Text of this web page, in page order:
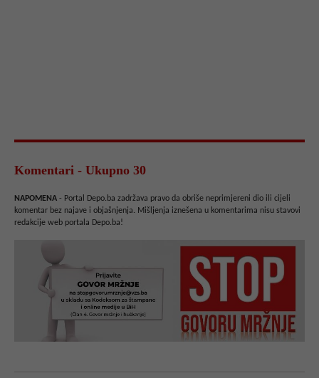
Komentari - Ukupno 30
NAPOMENA - Portal Depo.ba zadržava pravo da obriše neprimjereni dio ili cijeli
komentar bez najave i objašnjenja. Mišljenja iznešena u komentarima nisu stavovi
redakcije web portala Depo.ba!